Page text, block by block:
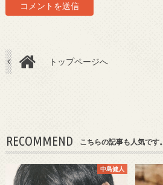
トップページへ
RECOMMEND こちらの記事も人気です。
中島健人